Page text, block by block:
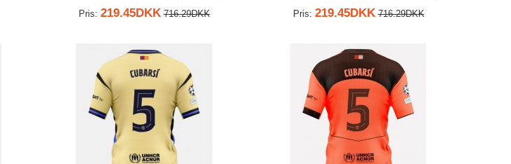
Pris: 219.45DKK 716.29DKK Pris: 219.45DKK 716.29DKK